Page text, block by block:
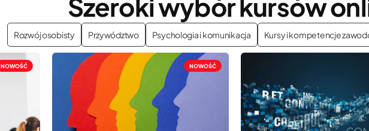
Szeroki wybór kursów
Rozwój osobisty Przywództwo Psychologia i komunikacja Kursy i kompetencje
NOWOŚĆ NOWOŚĆ